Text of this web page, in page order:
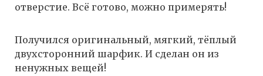
отверстие. Всё готово, можно примерять!
Получился оригинальный, мягкий, тёплый
двухсторонний шарфик. И сделан он из
ненужных вещей!